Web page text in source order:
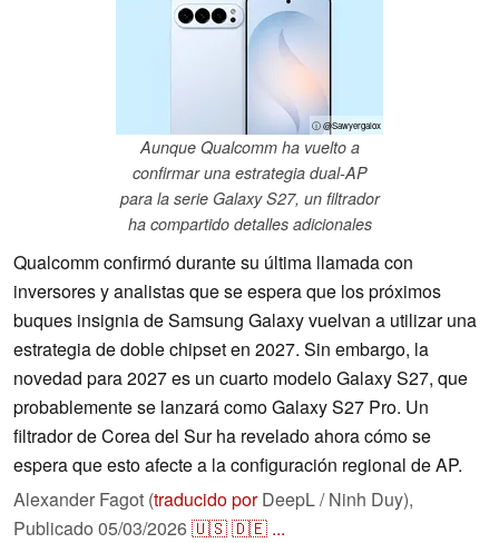
ⓘ @Sawyergalox
Aunque Qualcomm ha vuelto a
confirmar una estrategia dual-AP
para la serie Galaxy S27, un filtrador
ha compartido detalles adicionales
Qualcomm confirmó durante su última llamada con
inversores y analistas que se espera que los próximos
buques insignia de Samsung Galaxy vuelvan a utilizar una
estrategia de doble chipset en 2027. Sin embargo, la
novedad para 2027 es un cuarto modelo Galaxy S27, que
probablemente se lanzará como Galaxy S27 Pro. Un
filtrador de Corea del Sur ha revelado ahora cómo se
espera que esto afecte a la configuración regional de AP.
Alexander Fagot (traducido porDeepL / Ninh Duy),
Publicado 05/03/2026🇺🇸🇩🇪 ...